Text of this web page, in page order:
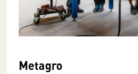
Metagro